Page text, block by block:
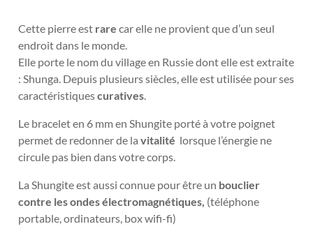
Cette pierre est rare car elle ne provient que d’un seul
endroit dans le monde.
Elle porte le nom du village en Russie dont elle est extraite
: Shunga. Depuis plusieurs siècles, elle est utilisée pour ses
caractéristiquescuratives
Le bracelet en 6 mm en Shungite porté à votre poignet
permet de redonner de lavitalité lorsque l’énergie ne
circule pas bien dans votre corps.
La Shungite est aussi connue pour être un bouclier
contre les ondesélectromagnétiques, (téléphone
portable, ordinateurs, box wifi-fi)